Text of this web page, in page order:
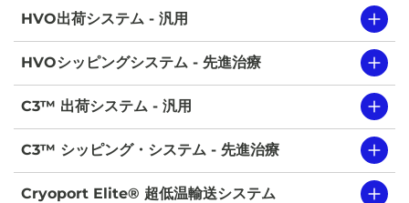
HVO出荷システム - 汎用
HVOシッピングシステム - 先進治療
C3™ 出荷システム - 汎用
C3™ シッピング・システム - 先進治療
Cryoport Elite® 超低温輸送システム